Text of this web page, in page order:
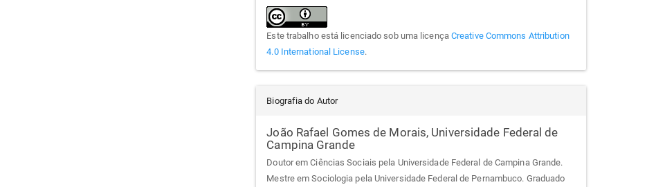
Este trabalho está licenciado sob uma licença Creative Commons Attribution
4.0 International License.
Biografia do Autor
João Rafael Gomes de Morais, Universidade Federal de
Campina Grande
Doutor em Ciências Sociais pela Universidade Federal de Campina Grande.
Mestre em Sociologia pela Universidade Federal de Pernambuco. Graduado